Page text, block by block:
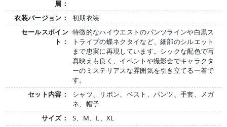
属：
衣装バージョン：
初期衣装
セールスポイン
ト：
特徴的なハイウエストのパンツラインや白黒ス
トライプの蝶ネクタイなど、細部のシルエット
まで忠実に再現しています。シックな配色で写
真映えも良く、イベントや撮影会でキャラクタ
ーのミステリアスな雰囲気を引き立てる一着で
す。
セット内容：
シャツ、リボン、ベスト、パンツ、手套、メガ
ネ、帽子
サイズ：
S、M、L、XL